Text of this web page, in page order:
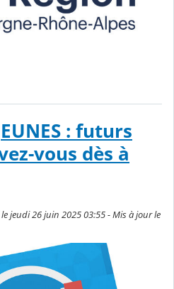
: futurs
vous dès à
jeudi 26 juin 2025 03:55 - Mis à jour le